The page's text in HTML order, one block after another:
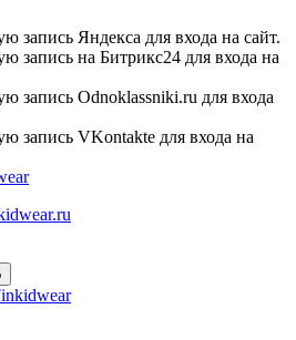
запись Яндекса для входа на сайт.
запись на Битрикс24 для входа на
запись Odnoklassniki.ru для входа
запись VKontakte для входа на